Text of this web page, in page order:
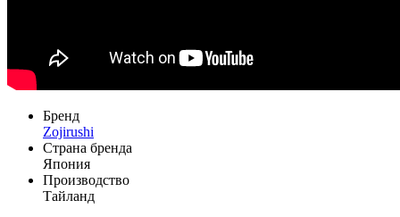
Бренд
Zojirushi
Страна бренда
Япония
Производство
Тайланд